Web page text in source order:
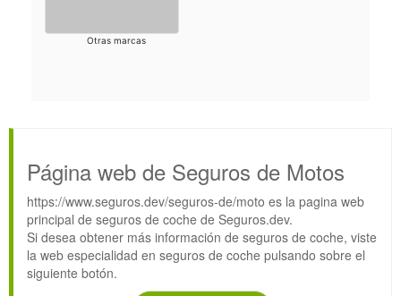
Otras marcas
Página web de Seguros de Motos
https://www.seguros.dev/seguros-de/moto es la pagina web
principal de seguros de coche de Seguros.dev.
Si desea obtener más información de seguros de coche, viste
la web especialidad en seguros de coche pulsando sobre el
siguiente botón.